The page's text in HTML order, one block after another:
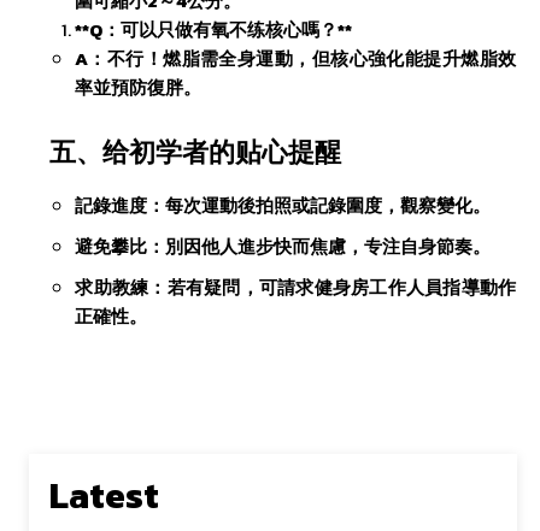
​**Q：可以只做有氧不练核心嗎？**​
A：不行！燃脂需全身運動，但核心強化能提升燃脂效
率並預防復胖。
​五、给初学者的贴心提醒​
​記錄進度：每次運動後拍照或記錄圍度，觀察變化。
​避免攀比：別因他人進步快而焦慮，专注自身節奏。
​求助教練：若有疑問，可請求健身房工作人員指導動作
正確性。
Latest